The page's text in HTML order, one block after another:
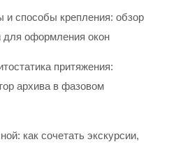
способы крепления: обзор
оформления окон
притяжения:
архива в фазовом
как сочетать экскурсии,